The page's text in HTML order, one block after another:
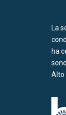
La
ha
Alto